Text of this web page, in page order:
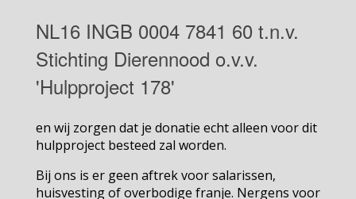
NL16 INGB 0004 7841 60 t.n.v.
Stichting Dierennood o.v.v.
'Hulpproject 178'
en wij zorgen dat je donatie echt alleen voor dit
hulpproject besteed zal worden.
Bij ons is er geen aftrek voor salarissen,
huisvesting of overbodige franje. Nergens voor